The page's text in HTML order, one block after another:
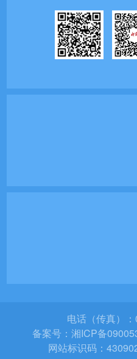
电话（传真）
备案号： 湘ICP备
网站标识码：